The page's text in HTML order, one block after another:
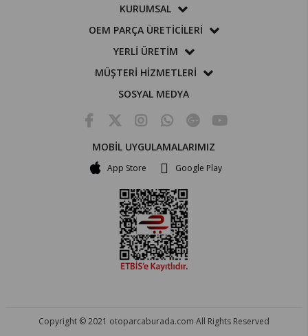
KURUMSAL
OEM PARÇA ÜRETİCİLERİ
YERLİ ÜRETİM
MÜŞTERİ HİZMETLERİ
SOSYAL MEDYA
MOBİL UYGULAMALARIMIZ
App Store Google Play
Copyright © 2021 otoparcaburada.com All Rights Reserved